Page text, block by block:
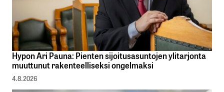
Hypon Ari Pauna: Pienten sijoitusasuntojen ylitarjonta
muuttunut rakenteelliseksi ongelmaksi
4.8.2026